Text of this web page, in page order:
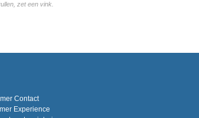
zet een vink.
Contact
Experience